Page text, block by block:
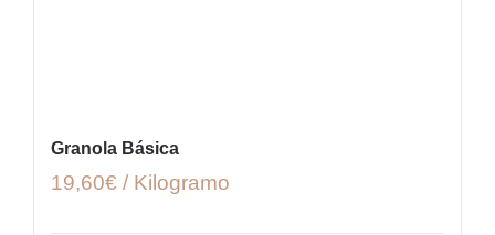
Granola Básica
19,60€ / Kilogramo